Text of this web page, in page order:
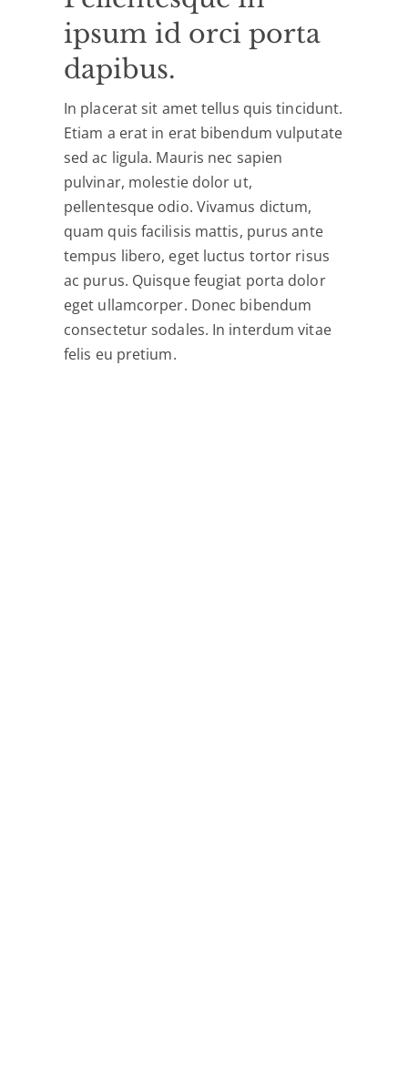
ipsum id orci porta
dapibus.
In placerat sit amet tellus quis tincidunt.
Etiam a erat in erat bibendum vulputate
sed ac ligula. Mauris nec sapien
pulvinar, molestie dolor ut,
pellentesque odio. Vivamus dictum,
quam quis facilisis mattis, purus ante
tempus libero, eget luctus tortor risus
ac purus. Quisque feugiat porta dolor
eget ullamcorper. Donec bibendum
consectetur sodales. In interdum vitae
felis eu pretium.